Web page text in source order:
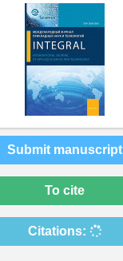
Submit manuscript
To cite
Citations: